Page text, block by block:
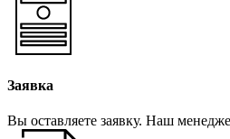
Заявка
Вы оставляете заявку. Наш